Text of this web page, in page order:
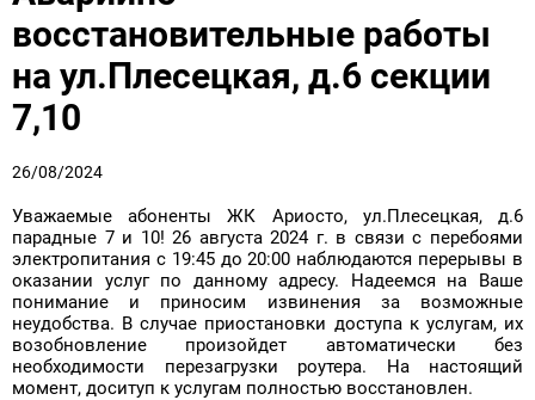
восстановительные работы
на ул.Плесецкая, д.6 секции
7,10
26/08/2024
Уважаемые абоненты ЖК Ариосто, ул.Плесецкая, д.6
парадные 7 и 10! 26 августа 2024 г. в связи с перебоями
электропитания с 19:45 до 20:00 наблюдаются перерывы в
оказании услуг по данному адресу. Надеемся на Ваше
понимание и приносим извинения за возможные
неудобства. В случае приостановки доступа к услугам, их
возобновление произойдет автоматически без
необходимости перезагрузки роутера. На настоящий
момент, доситуп к услугам полностью восстановлен.